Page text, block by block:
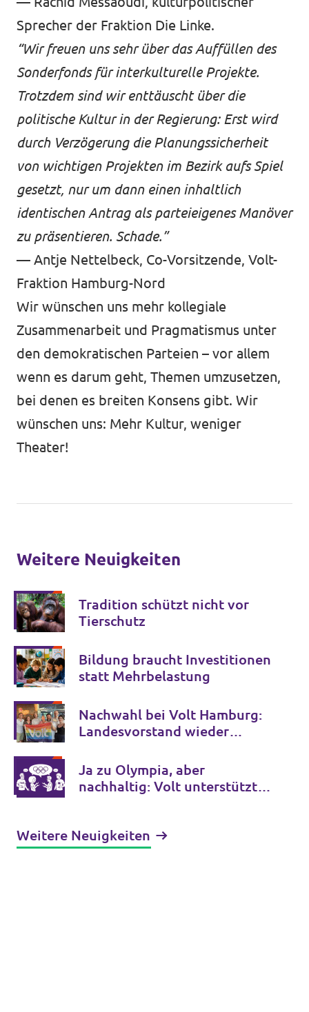
Sprecher der Fraktion Die Linke.
“Wir freuen uns sehr über das Auffüllen des
Sonderfonds für interkulturelle Projekte.
Trotzdem sind wir enttäuscht über die
politische Kultur in der Regierung: Erst wird
durch Verzögerung die Planungssicherheit
von wichtigen Projekten im Bezirk aufs Spiel
gesetzt, nur um dann einen inhaltlich
identischen Antrag als parteieigenes Manöver
zu präsentieren. Schade.”
— Antje Nettelbeck, Co-Vorsitzende, Volt-
Fraktion Hamburg-Nord
Wir wünschen uns mehr kollegiale
Zusammenarbeit und Pragmatismus unter
den demokratischen Parteien – vor allem
wenn es darum geht, Themen umzusetzen,
bei denen es breiten Konsens gibt. Wir
wünschen uns: Mehr Kultur, weniger
Theater!
Weitere Neuigkeiten
Tradition schützt nicht vor
Tierschutz
Bildung braucht Investitionen
statt Mehrbelastung
Nachwahl bei Volt Hamburg:
Landesvorstand wieder
Ja zu Olympia, aber
nachhaltig: Volt unterstützt
Weitere Neuigkeiten